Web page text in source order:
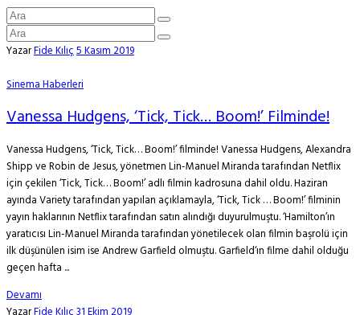
YazarFide Kılıç5 Kasım 2019
Sinema Haberleri
Vanessa Hudgens, ‘Tick, Tick… Boom!’ Filminde!
Vanessa Hudgens, ‘Tick, Tick… Boom!’ filminde! Vanessa Hudgens, Alexandra
Shipp ve Robin de Jesus, yönetmen Lin-Manuel Miranda tarafından Netflix
için çekilen ‘Tick, Tick… Boom!’ adlı filmin kadrosuna dahil oldu. Haziran
ayında Variety tarafından yapılan açıklamayla, ‘Tick, Tick … Boom!’ filminin
yayın haklarının Netflix tarafından satın alındığı duyurulmuştu. ‘Hamilton’ın
yaratıcısı Lin-Manuel Miranda tarafından yönetilecek olan filmin başrolü için
ilk düşünülen isim ise Andrew Garfield olmuştu. Garfield‘ın filme dahil olduğu
geçen hafta ...
Devamı